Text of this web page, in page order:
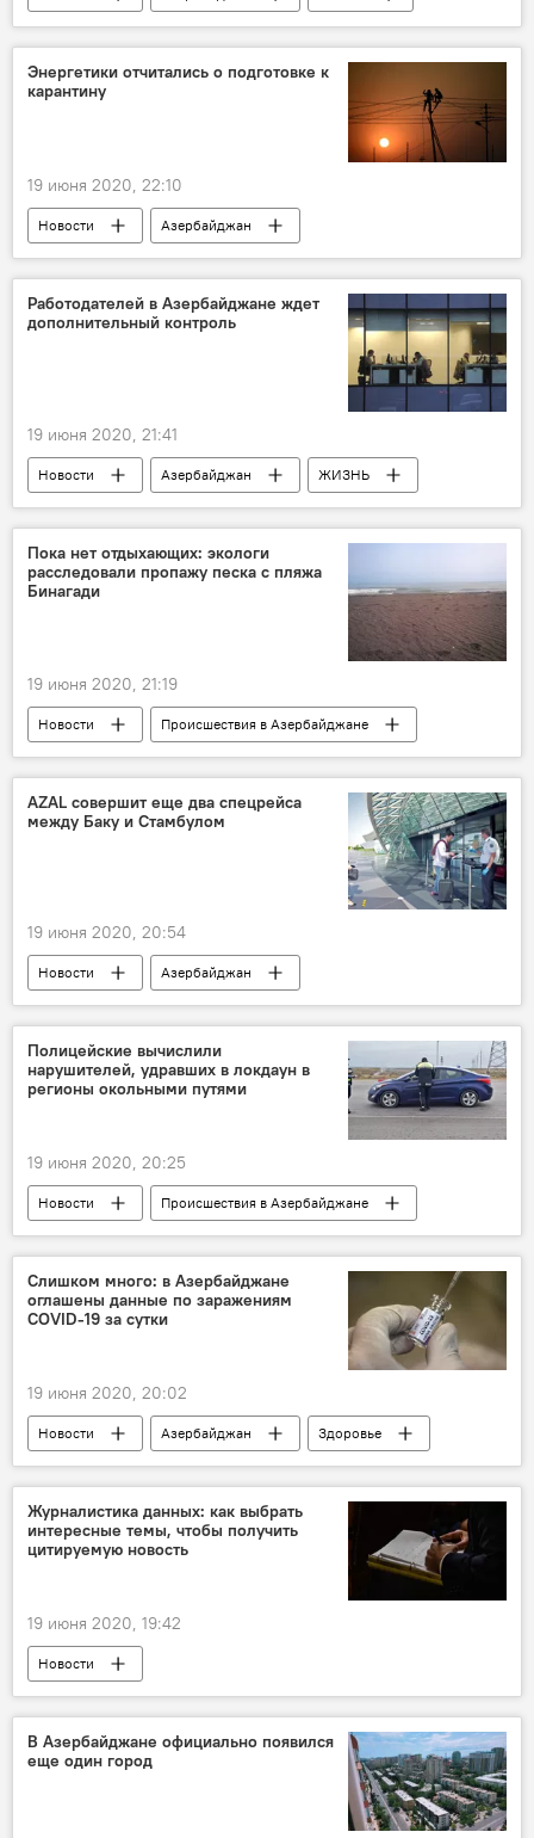
ЖИЗНЬ
Политика
Дагестан
Закрытие границ
Энергетики отчитались о подготовке к
карантину
19 июня 2020, 22:10
Новости
Азербайджан
ТЕХНОЛОГИИ
ЖИЗНЬ
Экономика
ОАО Azərişıq
Работодателей в Азербайджане ждет
дополнительный контроль
19 июня 2020, 21:41
Новости Азербайджан
ЖИЗНЬ
Экономика
Политика
Министерство труда и социальной защиты населения АР
Контракты
работодатели
Пока нет отдыхающих: экологи
расследовали пропажу песка с пляжа
Бинагади
19 июня 2020, 21:19
Новости
Происшествия в Азербайджане
Происшествия
ЖИЗНЬ
Бинагадинский район
Песок
пляж
Кража
Министерство экологии и природных ресурсов АР
AZAL совершит еще два спецрейса
между Баку и Стамбулом
19 июня 2020, 20:54
Новости
Азербайджан
Новости мира
ЖИЗНЬ Экономика
Полицейские вычислили
нарушителей, удравших в локдаун в
регионы окольными путями
19 июня 2020, 20:25
Новости
Происшествия в Азербайджане
Азербайджан
Происшествия
ЖИЗНЬ
карантин
дорожная полиция
Кямран Алиев
Слишком много: в Азербайджане
оглашены данные по заражениям
COVID-19 за сутки
19 июня 2020, 20:02
Новости Азербайджан
Здоровье
ЖИЗНЬ
Кабинет министров АР
Коронавирус
Статистика Сутки
Журналистика данных: как выбрать
интересные темы, чтобы получить
цитируемую новость
19 июня 2020, 19:42
Новости
Проект SputnikPro в Азербайджане
Пресс-центр
ЖИЗНЬ SputnikPro
В Азербайджане официально появился
еще один город